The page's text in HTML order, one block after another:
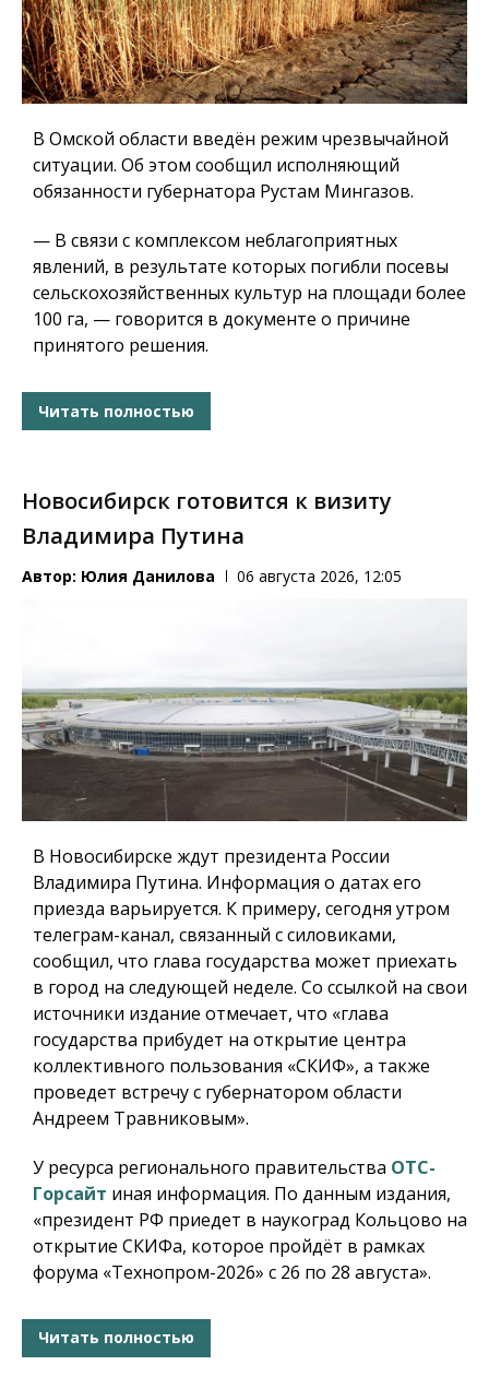
В Омской области введён режим чрезвычайной
ситуации. Об этом сообщил исполняющий
обязанности губернатора Рустам Мингазов.
— В связи с комплексом неблагоприятных
явлений, в результате которых погибли посевы
сельскохозяйственных культур на площади более
100 га, — говорится в документе о причине
принятого решения.
Читать полностью
Новосибирск готовится к визиту
Владимира Путина
Автор: Юлия Данилова 06 августа 2026, 12:05
В Новосибирске ждут президента России
Владимира Путина. Информация о датах его
приезда варьируется. К примеру, сегодня утром
телеграм-канал, связанный с силовиками,
сообщил, что глава государства может приехать
в город на следующей неделе. Со ссылкой на свои
источники издание отмечает, что «глава
государства прибудет на открытие центра
коллективного пользования «СКИФ», а также
проведет встречу с губернатором области
Андреем Травниковым».
У ресурса регионального правительства ОТС-
Горсайт иная информация. По данным издания,
«президент РФ приедет в наукоград Кольцово на
открытие СКИФа, которое пройдёт в рамках
форума «Технопром-2026» с 26 по 28 августа».
Читать полностью